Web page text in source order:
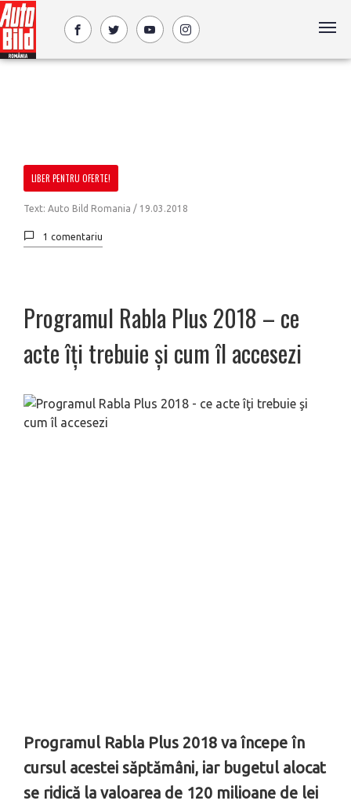
LIBER PENTRU OFERTE!
Text: Auto Bild Romania / 19.03.2018
1 comentariu
Programul Rabla Plus 2018 – ce
acte îţi trebuie şi cum îl accesezi
Programul Rabla Plus 2018 va începe în
cursul acestei săptămâni, iar bugetul alocat
se ridică la valoarea de 120 milioane de lei